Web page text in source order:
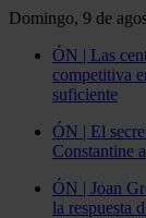
Domingo, 9 de
ÓN | Las
competitiva
suficiente
ÓN | El
Constantine
ÓN | Joan
la respuesta